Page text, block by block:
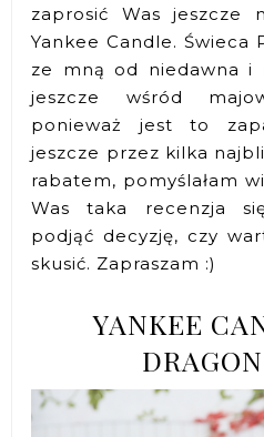
zaprosić Was jeszcze
Yankee Candle. Świeca
ze mną od niedawna i
jeszcze wśród
ponieważ jest to
jeszcze przez kilka
rabatem, pomyślałam
Was taka recenzja
podjąć decyzję, czy
skusić. Zapraszam :)
YANKEE